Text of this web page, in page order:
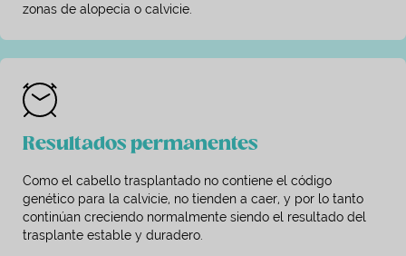
zonas de alopecia o calvicie.
Resultados permanentes
Como el cabello trasplantado no contiene el código
genético para la calvicie, no tienden a caer, y por lo tanto
continúan creciendo normalmente siendo el resultado del
trasplante estable y duradero.